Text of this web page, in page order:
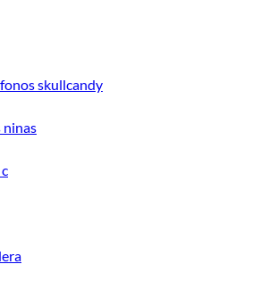
skullcandy
ninas